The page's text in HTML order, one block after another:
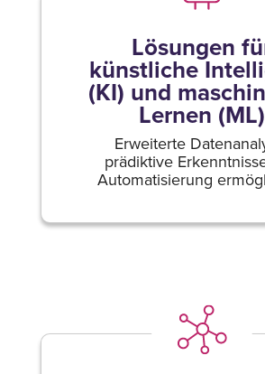
Lösungen
künstliche
(KI) und
Lernen (ML)
Erweiterte
prädiktive
Automatisierung